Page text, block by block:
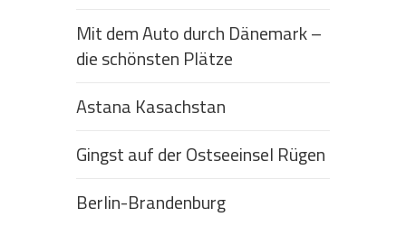
Mit dem Auto durch Dänemark –
die schönsten Plätze
Astana Kasachstan
Gingst auf der Ostseeinsel Rügen
Berlin-Brandenburg